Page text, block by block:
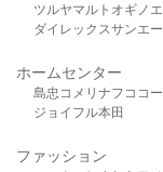
ツルヤマルト オギノ
ダイレックスサンエー
ホームセンター
島忠 コメリ ナフコ コ
ジョイフル本田
ファッション